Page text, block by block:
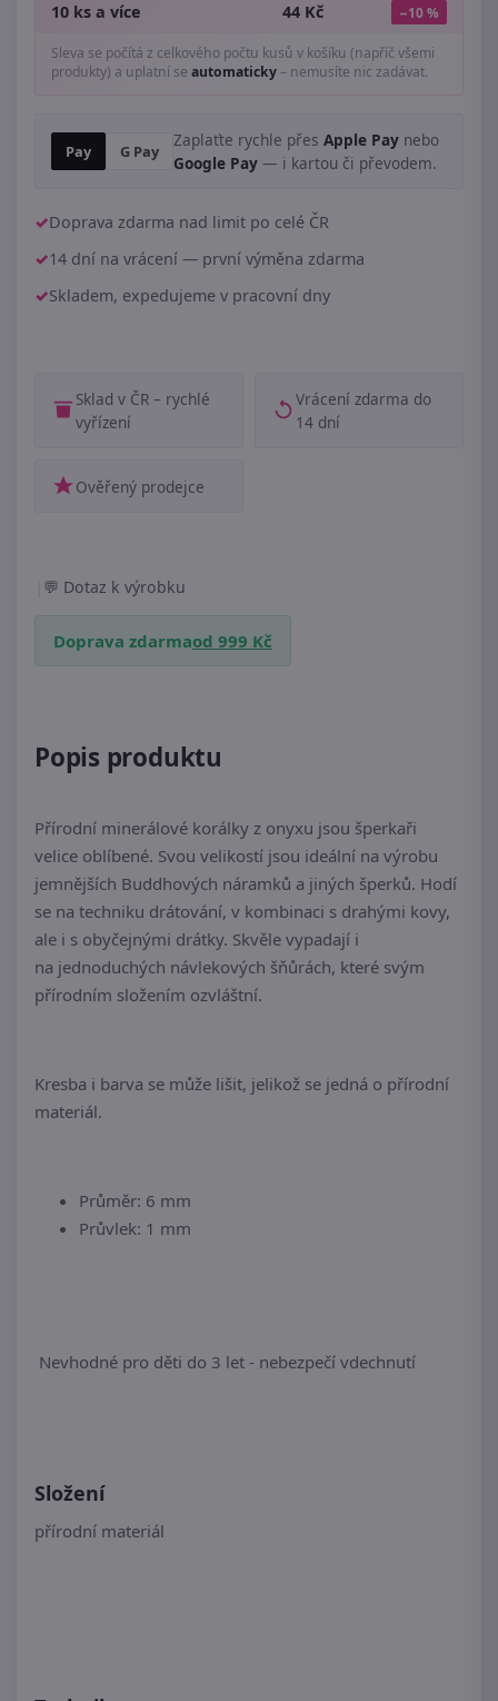
10 ks a více 44 Kč −10 %
Sleva se počítá z celkového počtu kusů v košíku (napříč všemi
produkty) a uplatní se automaticky– nemusíte nic zadávat.
Pay G Pay
Zaplaťte rychle přes Apple Pay nebo
Google Pay — i kartou či převodem.
Doprava zdarma nad limit po celé ČR
14 dní na vrácení — první výměna zdarma
Skladem, expedujeme v pracovní dny
Sklad v ČR – rychlé
vyřízení
Vrácení zdarma do
14 dní
Ověřený prodejce
Dotaz k výrobku
Doprava zdarmaod 999 Kč
Popis produktu
Přírodní minerálové korálky z onyxu jsou šperkaři
velice oblíbené. Svou velikostí jsou ideální na výrobu
jemnějších Buddhových náramků a jiných šperků. Hodí
se na techniku drátování, v kombinaci s drahými kovy,
ale i s obyčejnými drátky. Skvěle vypadají i
na jednoduchých návlekových šňůrách, které svým
přírodním složením ozvláštní.
Kresba i barva se může lišit, jelikož se jedná o přírodní
materiál.
Průměr: 6 mm
Průvlek: 1 mm
Nevhodné pro děti do 3 let - nebezpečí vdechnutí
Složení
přírodní materiál